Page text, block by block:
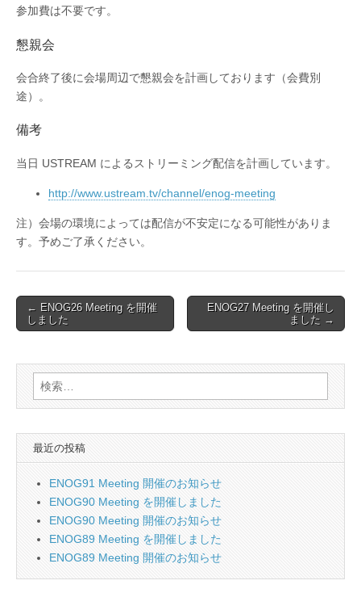
参加費は不要です。
懇親会
会合終了後に会場周辺で懇親会を計画しております（会費別
途）。
備考
当日 USTREAM によるストリーミング配信を計画しています。
http://www.ustream.tv/channel/enog-meeting
注）会場の環境によっては配信が不安定になる可能性がありま
す。予めご了承ください。
Post
navigation
← ENOG26 Meeting を開催
しました
ENOG27 Meeting を開催し
ました →
検
索:
最近の投稿
ENOG91 Meeting 開催のお知らせ
ENOG90 Meeting を開催しました
ENOG90 Meeting 開催のお知らせ
ENOG89 Meeting を開催しました
ENOG89 Meeting 開催のお知らせ